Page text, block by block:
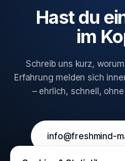
Hast du
im
Schreib uns kurz,
Erfahrung melden sich
– ehrlich, schnell,
info@freshmind-